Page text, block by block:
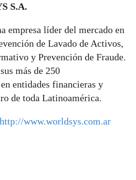
S.A.
empresa líder del mercado en
de Lavado de Activos,
y Prevención de Fraude.
más de 250
entidades financieras y
de toda Latinoamérica.
http://www.worldsys.com.ar